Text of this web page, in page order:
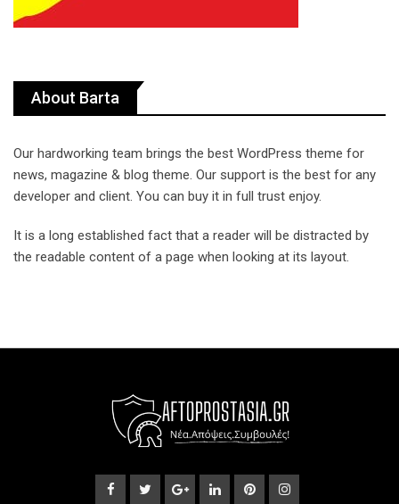
About Barta
Our hardworking team brings the best WordPress theme for
news, magazine & blog theme. Our support is the best for any
developer and client. You can buy it in full trust enjoy.
It is a long established fact that a reader will be distracted by
the readable content of a page when looking at its layout.